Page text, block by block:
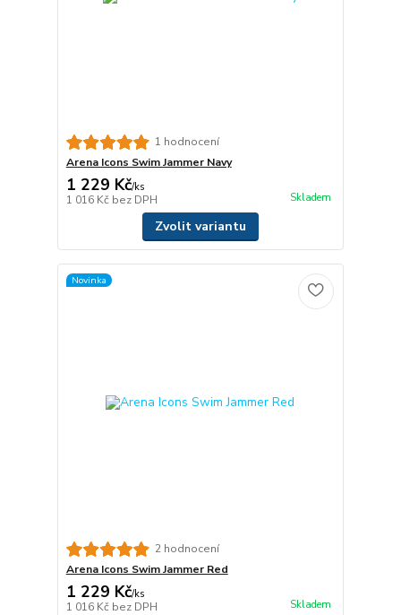
1 hodnocení
Arena Icons Swim Jammer Navy
1 229 Kč/ks
1 016 Kč bez DPH Skladem
Zvolit variantu
Novinka
2 hodnocení
Arena Icons Swim Jammer Red
1 229 Kč/ks
1 016 Kč bez DPH Skladem